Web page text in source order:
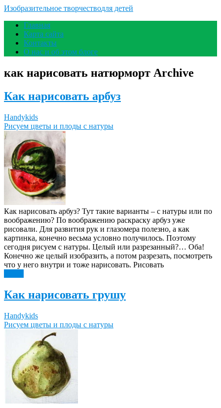
Изобразительное творчестводля детей
Главная
Карта сайта
Контакты
О нас и об этом блоге
как нарисовать натюрморт Archive
Как нарисовать арбуз
Handykids
Рисуем цветы и плоды с натуры
Как нарисовать арбуз? Тут такие варианты – с натуры или по
воображению? По воображению раскраску арбуз уже
рисовали. Для развития рук и глазомера полезно, а как
картинка, конечно весьма условно получилось. Поэтому
сегодня рисуем с натуры. Целый или разрезанный?… Оба!
Конечно же целый изобразить, а потом разрезать, посмотреть
что у него внутри и тоже нарисовать. Рисовать
Как нарисовать грушу
Handykids
Рисуем цветы и плоды с натуры